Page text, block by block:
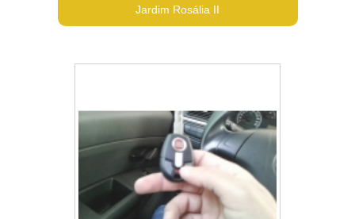
Jardim Rosália II